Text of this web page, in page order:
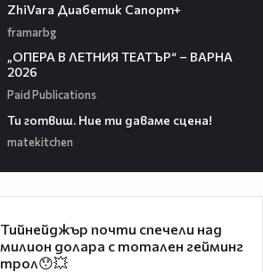
ZhiVara Диабетик Сапорт+
framarbg
„ОПЕРА В ЛЕТНИЯ ТЕАТЪР“ – ВАРНА
2026
Paid Publications
Ти готвиш. Ние ти даваме сцена!
matekitchen
Тийнейджър почти спечели над
милион долара с тотален гейминг
трол😯💥